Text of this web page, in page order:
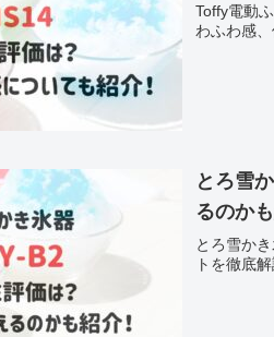
Toffy電動
わふわ感
とろ雪
るのか
とろ雪か
トを徹底